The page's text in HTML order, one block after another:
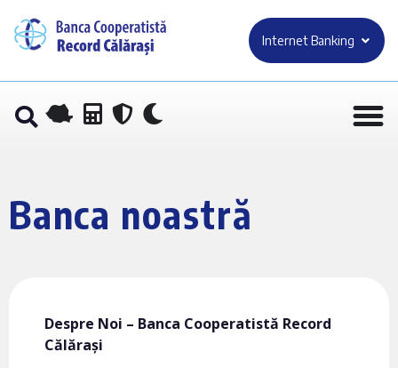
Internet Banking
Banca noastră
Despre Noi – Banca Cooperatistă Record
Călărași